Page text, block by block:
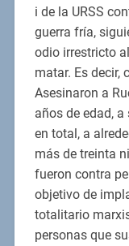
i de la URSS
guerra fría,
odio irrestricto
matar. Es decir,
Asesinaron a
años de edad,
en total, a
más de treinta
fueron contra
objetivo de
totalitario
personas que